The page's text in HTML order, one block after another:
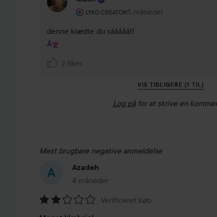
LYKO CREATOR
Brugerens rolle: Lyko Creator.
5 måneder
Kommentaren lades 5
denne klædte du sååååå!!
2 likes
VIS TIDLIGERE (1 TIL)
Log på for at skrive en
Mest brugbare negative anmeldelse
Azadeh
4 måneder
Posten blev oprettet 4 måneder
Verificeret køb